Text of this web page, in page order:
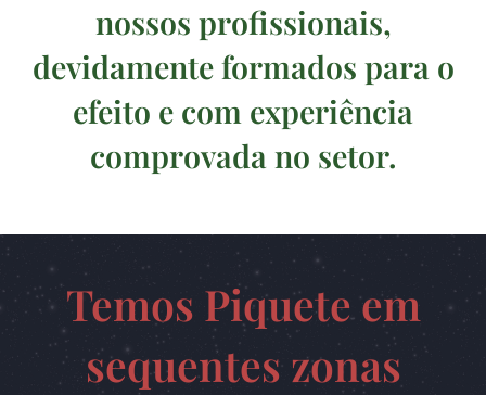
nossos profissionais,
devidamente formados para o
efeito e com experiência
comprovada no setor.
Temos Piquete em
sequentes zonas